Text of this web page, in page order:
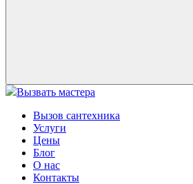
Вызвать мастера
Вызов сантехника
Услуги
Цены
Блог
О нас
Контакты